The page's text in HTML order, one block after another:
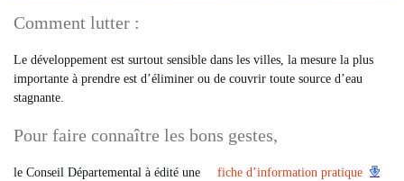
Comment lutter :
Le développement est surtout sensible dans les villes, la mesure la plus
importante à prendre est d’éliminer ou de couvrir toute source d’eau
stagnante.
Pour faire connaître les bons gestes,
le Conseil Départemental à édité une
fiche d’information pratique